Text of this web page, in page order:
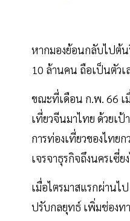
หากมองย้อนกลับไปต้
10 ล้านคน ถือเป็นตัวเ
ขณะที่เดือน ก.พ. 66 เ
เที่ยวจีนมาไทย ด้วยเ
การท่องเที่ยวของไทย
เจรจาธุรกิจถึงนครเซี่
เมื่อไตรมาสแรกผ่านไ
ปรับกลยุทธ์ เพิ่มช่องทา